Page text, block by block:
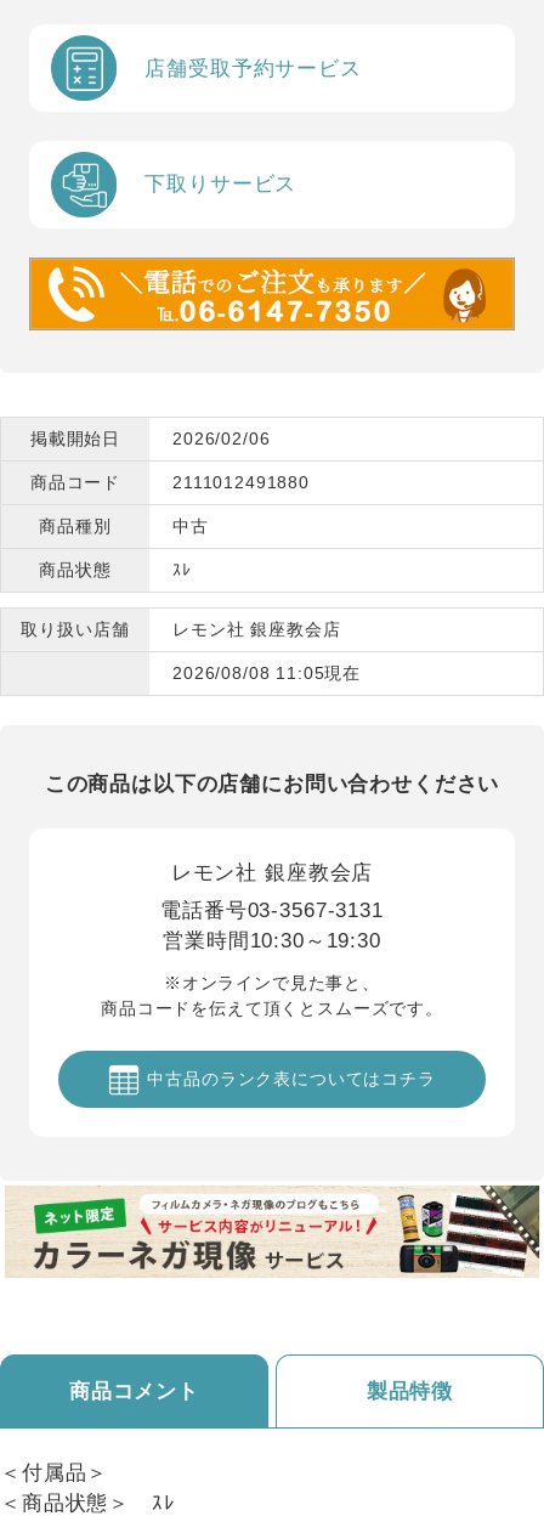
店舗受取予約サービス
下取りサービス
掲載開始日 2026/02/06
商品コード 2111012491880
商品種別 中古
商品状態 ｽﾚ
取り扱い店舗 レモン社 銀座教会店
2026/08/08 11:05現在
この商品は以下の店舗にお問い合わせください
レモン社 銀座教会店
電話番号03-3567-3131
営業時間 10:30～19:30
※オンラインで見た事と、
商品コードを伝えて頂くとスムーズです。
中古品のランク表についてはコチラ
商品コメント 製品特徴
＜付属品＞
＜商品状態＞ ｽﾚ